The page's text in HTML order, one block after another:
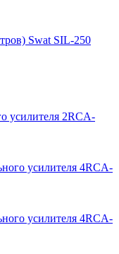
Swat SIL-250
усилителя 2RCA-
усилителя 4RCA-
усилителя 4RCA-